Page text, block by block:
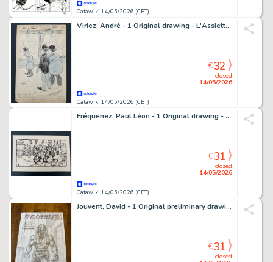
Catawiki 14/05/2026 (CET)
Viriez, André - 1 Original drawing - L'Assiette au beurre - Grippesou - 1905
Catawiki 14/05/2026 (CET)
closed
14/05/2026
€32
Fréquenez, Paul Léon - 1 Original drawing - L'Assiette au beurre - Concours de saxophones - 1910
Catawiki 14/05/2026 (CET)
closed
14/05/2026
€31
Jouvent, David - 1 Original preliminary drawing - Proteus - Projet de couverture - 2001
closed
€31